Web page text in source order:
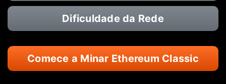
Dificuldade da Rede
Comece a Minar Ethereum Classic